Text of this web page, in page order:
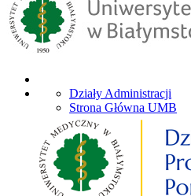
Działy Administracji
Strona Główna UMB